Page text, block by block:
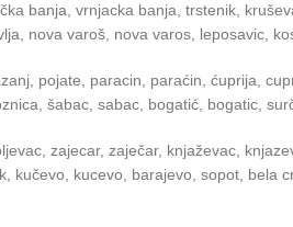
banja, vrnjacka banja, trstenik,
nova varoš, nova varos, leposavic,
pojate, paracin, paraćin, ćuprija,
šabac, sabac, bogatić, bogatic,
zajecar, zaječar, knjaževac,
kučevo, kucevo, barajevo, sopot, bela